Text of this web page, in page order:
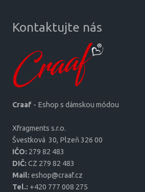
Kontaktujte nás
Craaf - Eshop s dámskou módou
Xfragments s.r.o.
Šves­tková 30, Plzeň 326 00
IČO: 279 82 483
DIČ: CZ 279 82 483
Mail: eshop@craaf.cz
Tel.: +420 777 008 275